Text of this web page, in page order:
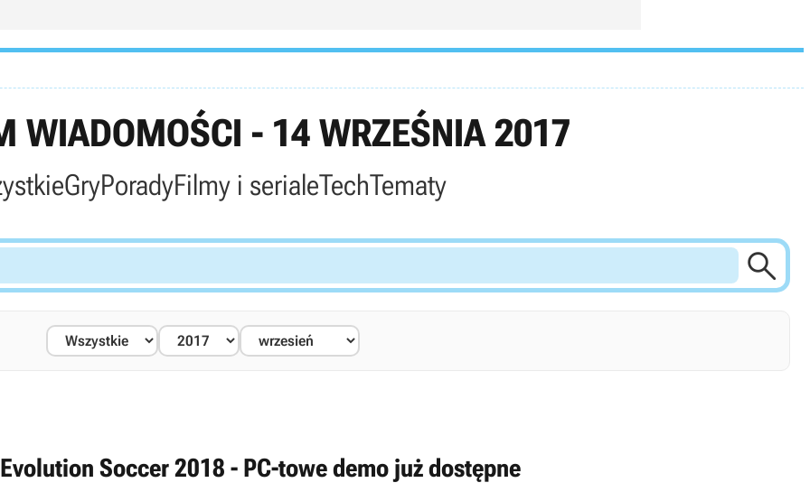
WIADOMOŚCI - 14 WRZEŚNIA 2017
GryPoradyFilmy i serialeTechTematy

Soccer 2018 - PC-towe demo już dostępne